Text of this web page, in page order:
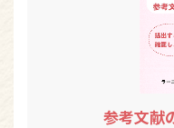
参考文献